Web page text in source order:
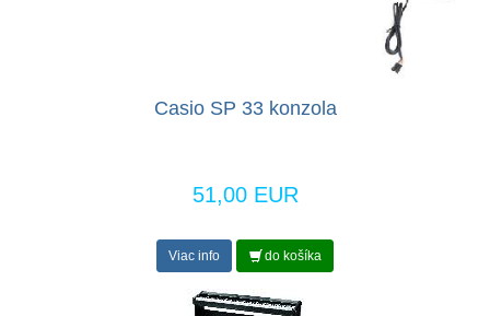
Casio SP 33 konzola
51,00 EUR
Viac info do košíka